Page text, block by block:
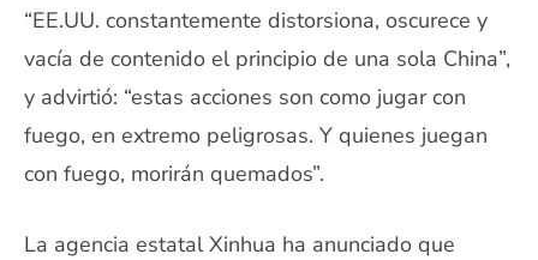
“EE.UU. constantemente distorsiona, oscurece y
vacía de contenido el principio de una sola China”,
y advirtió: “estas acciones son como jugar con
fuego, en extremo peligrosas. Y quienes juegan
con fuego, morirán quemados”.
La agencia estatal Xinhua ha anunciado que